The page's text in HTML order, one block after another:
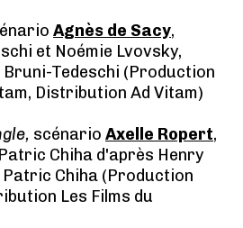
Agnès de Sacy,
et Noémie Lvovsky,
Tedeschi (Production
Distribution Ad Vitam)
scénario Axelle Ropert,
Chiha d'après Henry
Chiha (Production
Les Films du